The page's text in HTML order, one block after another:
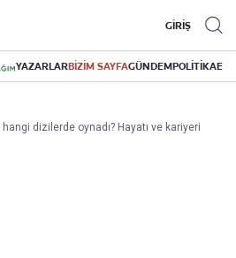
GİRİŞ
YAZARLARBİZİM SAYFAGÜNDEMPOLİTİKA
dizilerde oynadı? Hayatı ve kariyeri